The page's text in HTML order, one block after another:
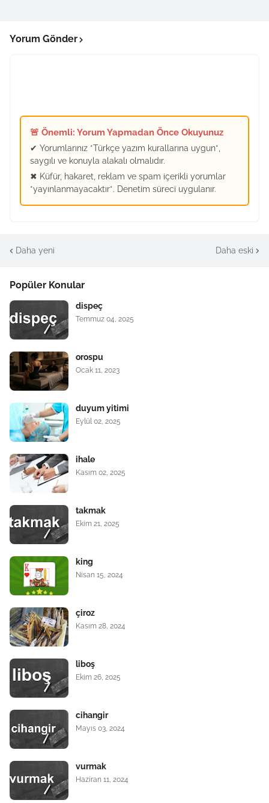
Yorum Gönder
🚨 Önemli: Yorum Yapmadan Önce Okuyunuz
✔ Yorumlarınız *Türkçe yazım kurallarına uygun*,
saygılı ve konuyla alakalı olmalıdır.
✖ Küfür, hakaret, reklam ve spam içerikli yorumlar
*yayınlanmayacaktır*. Denetim süreci uygulanır.
Daha yeni Daha eski
Popüler Konular
dispeç
Temmuz 04, 2025
orospu
Ocak 11, 2023
duyum yitimi
Eylül 02, 2025
ihale
Kasım 02, 2025
takmak
Ekim 21, 2025
king
Nisan 15, 2024
çiroz
Kasım 28, 2024
liboş
Ekim 26, 2025
cihangir
Mayıs 03, 2024
vurmak
Haziran 11, 2024